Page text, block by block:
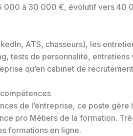
000 à 30 000 €, évolutif vers 40
ATS, chasseurs), les
tests de personnalité,
qu’en cabinet de
de l’entreprise, ce poste
pro Métiers de la formation.
formations en ligne.